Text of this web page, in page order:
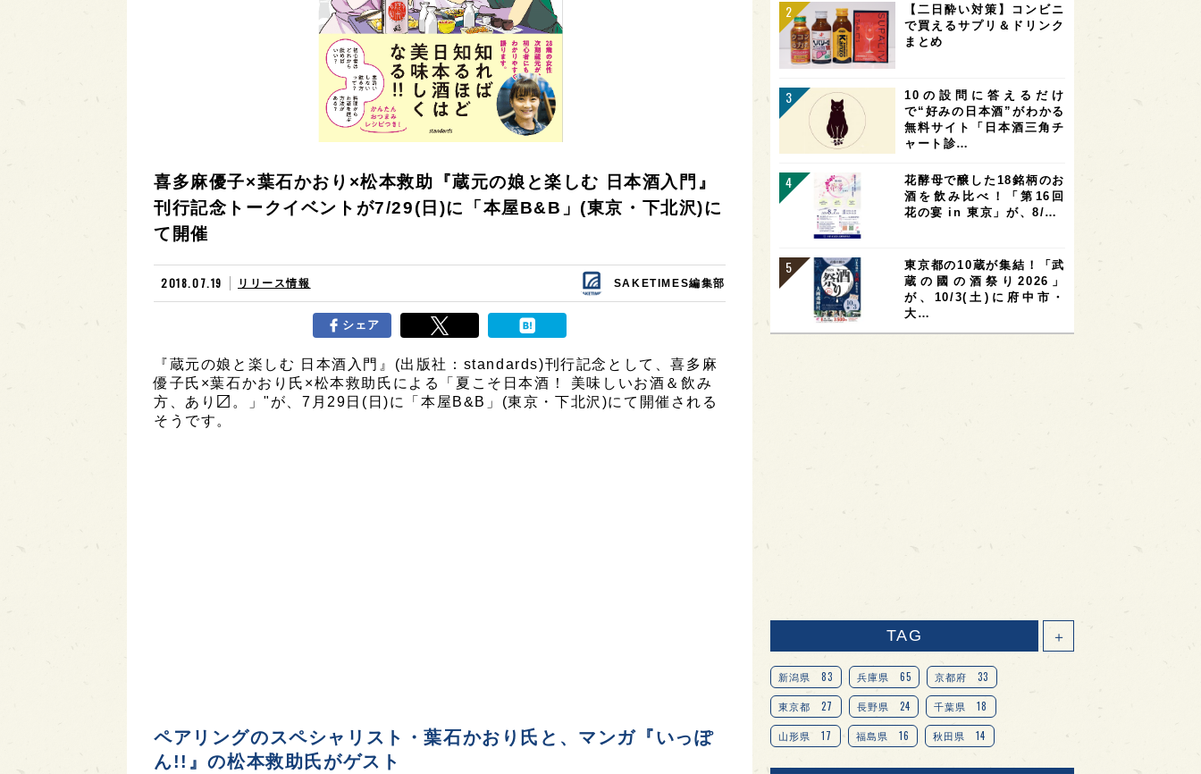
喜多麻優子×葉石かおり×松本救助『蔵元の娘と楽しむ 日本酒入門』
刊行記念トークイベントが7/29(日)に「本屋B&B」(東京・下北沢)に
て開催
2018.07.19 リリース情報 SAKETIMES編集部
シェア
『蔵元の娘と楽しむ 日本酒入門』(出版社：standards)刊行記念として、喜多麻
優子氏×葉石かおり氏×松本救助氏による「夏こそ日本酒！ 美味しいお酒＆飲み
方、あり〼。」"が、7月29日(日)に「本屋B&B」(東京・下北沢)にて開催される
そうです。
ペアリングのスペシャリスト・葉石かおり氏と、マンガ『いっぽ
ん!!』の松本救助氏がゲスト
【二日酔い対策】コンビニ
で買えるサプリ＆ドリンク
まとめ
10の設問に答えるだけ
で“好みの日本酒”がわかる
無料サイト「日本酒三角チ
ャート診…
花酵母で醸した18銘柄のお
酒を飲み比べ！「第16回
花の宴 in 東京」が、8/…
東京都の10蔵が集結！「武
蔵の國の酒祭り2026」
が、10/3(土)に府中市・
大…
TAG ＋
新潟県 83 兵庫県 65 京都府 33
東京都 27 長野県 24 千葉県 18
山形県 17 福島県 16 秋田県 14
愛知県 14 宮城県 14 岐阜県 13